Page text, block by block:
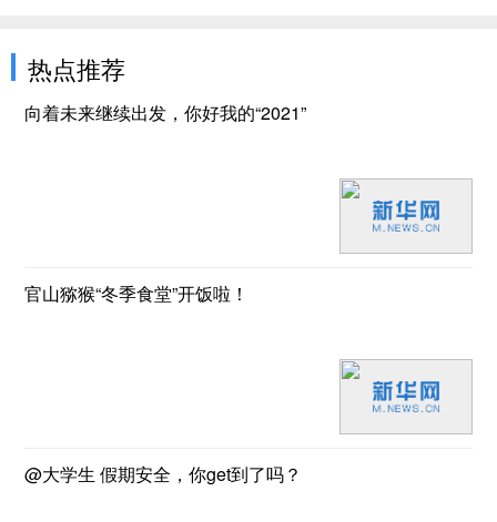
热点推荐
向着未来继续出发，你好我的“2021”
官山猕猴“冬季食堂”开饭啦！
@大学生 假期安全，你get到了吗？